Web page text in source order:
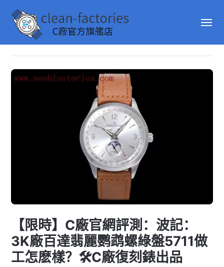
【限時】C廠官網評測：波記：
3K廠百達翡麗鹦鹉螺綠盤5711做
工怎麽樣？🛠C廠復刻錶出品